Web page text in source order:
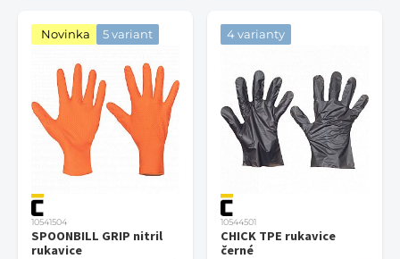
Novinka 5 variant
10541504
SPOONBILL GRIP nitril
rukavice
4 varianty
10544501
CHICK TPE rukavice
černé